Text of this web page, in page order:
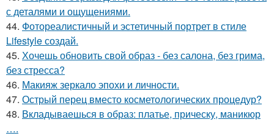
с деталями и ощущениями.
44. Фотореалистичный и эстетичный портрет в стиле
Lifestyle создай.
45. Хочешь обновить свой образ - без салона, без грима,
без стресса?
46. Макияж зеркало эпохи и личности.
47. Острый перец вместо косметологических процедур?
48. Вкладываешься в образ: платье, прическу, маникюр
….